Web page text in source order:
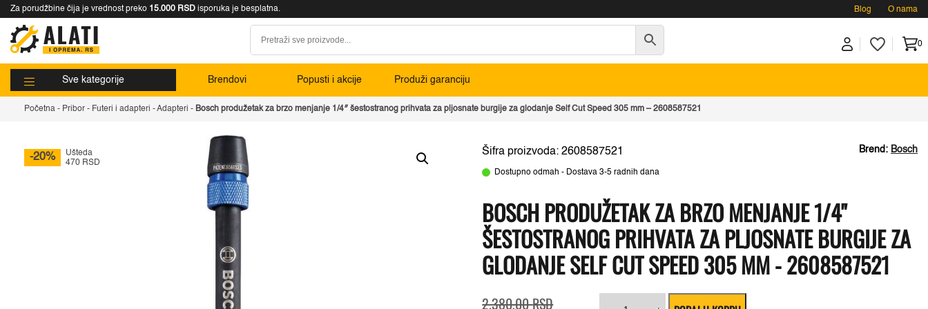
Za porudžbine čija je vrednost preko 15.000 RSD isporuka je besplatna. Blog O nama
0
Sve kategorije Brendovi Popusti i akcije Produži garanciju
Početna - Pribor - Futeri i adapteri -Adapteri - Bosch produžetak za brzo menjanje 1/4″ šestostranog prihvata za pljosnate burgije za glodanje Self Cut Speed 305 mm – 2608587521
-20%
Ušteda
470 RSD
Brend: Bosch
Šifra proizvoda: 2608587521
Dostupno odmah - Dostava 3-5 radnih dana
BOSCH PRODUŽETAK ZA BRZO MENJANJE 1/4"
ŠESTOSTRANOG PRIHVATA ZA PLJOSNATE BURGIJE ZA
GLODANJE SELF CUT SPEED 305 MM - 2608587521
2.380,00RSD